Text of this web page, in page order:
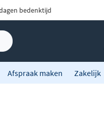
bedenktijd
Afspraak maken Zakelijk